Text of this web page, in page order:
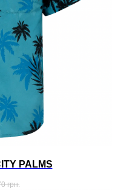
PALMS
грн.